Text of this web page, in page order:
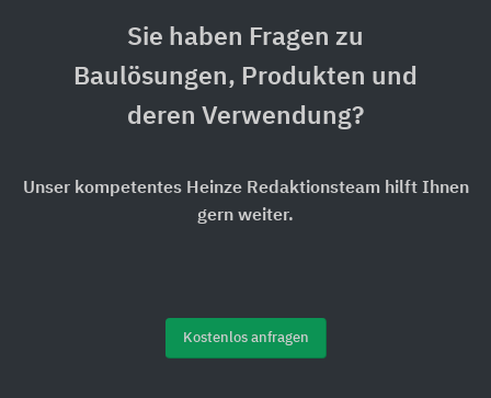
Sie haben Fragen zu
Baulösungen, Produkten und
deren Verwendung?
Unser kompetentes Heinze Redaktionsteam hilft Ihnen
gern weiter.
Kostenlos anfragen